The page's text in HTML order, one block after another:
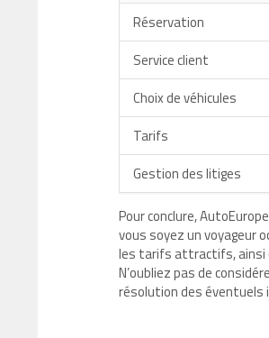
Réservation
Service client
Choix de véhicules
Tarifs
Gestion des litiges
Pour conclure,
vous soyez un voyageur
les tarifs attractifs, ainsi
N’oubliez pas de
résolution des éventuels